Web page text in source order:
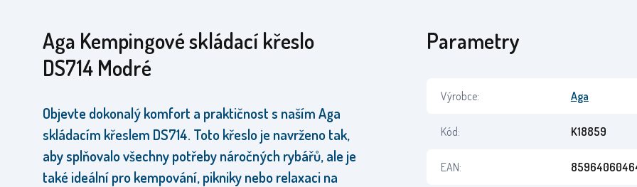
Aga Kempingové skládací křeslo
DS714 Modré
Objevte dokonalý komfort a praktičnost s naším Aga
skládacím křeslem DS714. Toto křeslo je navrženo tak,
aby splňovalo všechny potřeby náročných rybářů, ale je
také ideální pro kempování, pikniky nebo relaxaci na
Parametry
Výrobce: Aga
Kód: K18859
EAN: